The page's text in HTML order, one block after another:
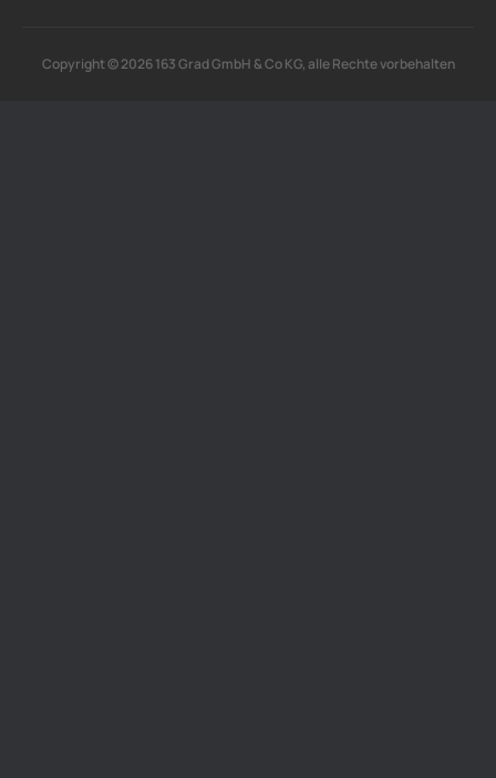
Copyright © 2026 163 Grad GmbH & Co KG, alle Rechte vorbehalten